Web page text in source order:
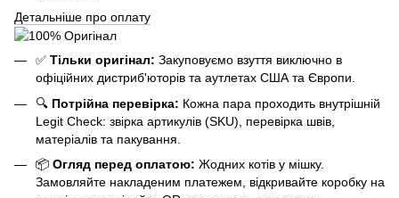
Детальніше про оплату
✅ Тільки оригінал: Закуповуємо взуття виключно в
офіційних дистриб'юторів та аутлетах США та Європи.
🔍 Потрійна перевірка: Кожна пара проходить внутрішній
Legit Check: звірка артикулів (SKU), перевірка швів,
матеріалів та пакування.
📦 Огляд перед оплатою: Жодних котів у мішку.
Замовляйте накладеним платежем, відкривайте коробку на